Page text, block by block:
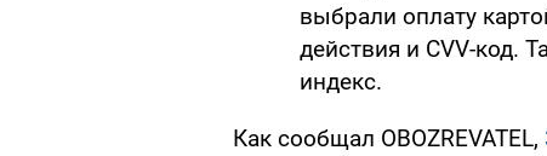
выбрали оплату
действия и CVV-код.
индекс.
Как сообщал OBOZREVATEL,